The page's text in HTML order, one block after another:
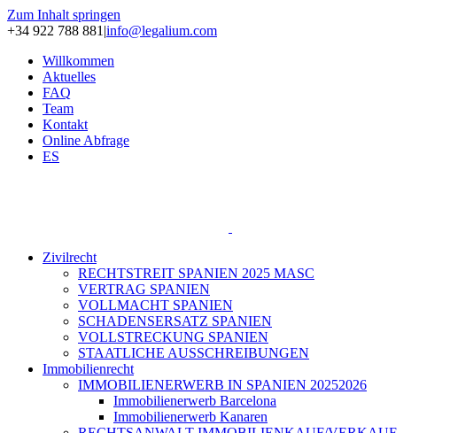
Zum Inhalt springen
+34 922 788 881 |info@legalium.com
Willkommen
Aktuelles
FAQ
Team
Kontakt
Online Abfrage
ES
Zivilrecht
RECHTSTREIT SPANIEN 2025 MASC
VERTRAG SPANIEN
VOLLMACHT SPANIEN
SCHADENSERSATZ SPANIEN
VOLLSTRECKUNG SPANIEN
STAATLICHE AUSSCHREIBUNGEN
Immobilienrecht
IMMOBILIENERWERB IN SPANIEN 20252026
Immobilienerwerb Barcelona
Immobilienerwerb Kanaren